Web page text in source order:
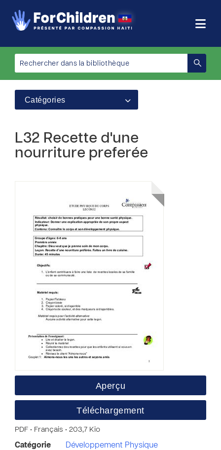
Catégories
L32 Recette d'une
nourriture preferée
Aperçu
Téléchargement
PDF • Français • 203,7 Kio
Catégorie Développement Physique